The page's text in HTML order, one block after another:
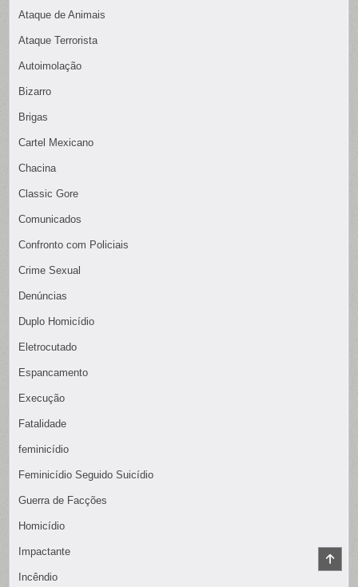
Ataque de Animais
Ataque Terrorista
Autoimolação
Bizarro
Brigas
Cartel Mexicano
Chacina
Classic Gore
Comunicados
Confronto com Policiais
Crime Sexual
Denúncias
Duplo Homicídio
Eletrocutado
Espancamento
Execução
Fatalidade
feminicídio
Feminicídio Seguido Suicídio
Guerra de Facções
Homicídio
Impactante
Incêndio
TO